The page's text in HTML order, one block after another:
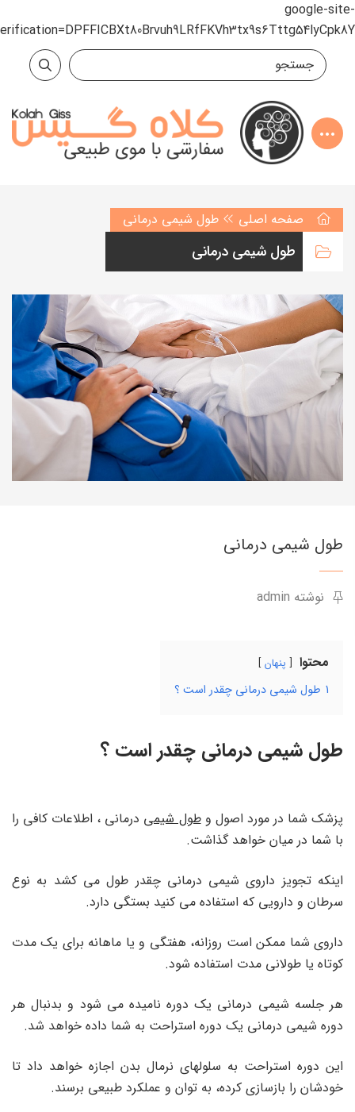
google-site-
صفحه اصلی طول شیمی درمانی
طول شیمی درمانی
طول شیمی درمانی
نوشته admin
محتوا پنهان
1 طول شیمی درمانی چقدر است ؟
طول شیمی درمانی چقدر است ؟
پزشک شما در مورد اصول وطول شیمی درمانی ، اطلاعات کافی را
با شما در میان خواهد گذاشت.
اینکه تجویز داروی شیمی درمانی چقدر طول می کشد به نوع
سرطان و دارویی که استفاده می کنید بستگی دارد.
داروی شما ممکن است روزانه، هفتگی و یا ماهانه برای یک مدت
کوتاه یا طولانی مدت استفاده شود.
هر جلسه شیمی درمانی یک دوره نامیده می شود و بدنبال هر
دوره شیمی درمانی یک دوره استراحت به شما داده خواهد شد.
این دوره استراحت به سلولهای نرمال بدن اجازه خواهد داد تا
خودشان را بازسازی کرده، به توان و عملکرد طبیعی برسند.